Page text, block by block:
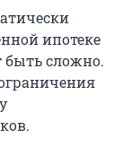
ипотеке
быть сложно.